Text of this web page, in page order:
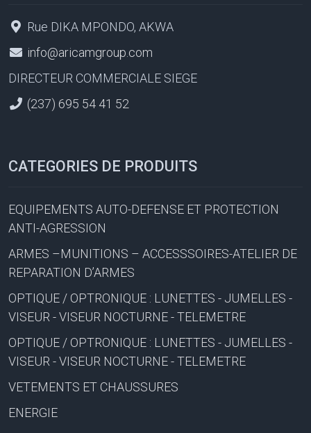
Rue DIKA MPONDO, AKWA
info@aricamgroup.com
DIRECTEUR COMMERCIALE SIEGE
(237) 695 54 41 52
CATEGORIES DE PRODUITS
EQUIPEMENTS AUTO-DEFENSE ET PROTECTION
ANTI-AGRESSION
ARMES –MUNITIONS – ACCESSSOIRES-ATELIER DE
REPARATION D’ARMES
OPTIQUE / OPTRONIQUE : LUNETTES - JUMELLES -
VISEUR - VISEUR NOCTURNE - TELEMETRE
OPTIQUE / OPTRONIQUE : LUNETTES - JUMELLES -
VISEUR - VISEUR NOCTURNE - TELEMETRE
VETEMENTS ET CHAUSSURES
ENERGIE